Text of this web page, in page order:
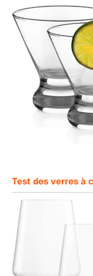
Test des verres à